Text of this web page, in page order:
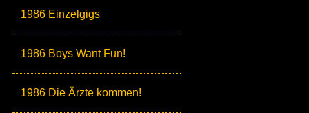
1986 Einzelgigs
1986 Boys Want Fun!
1986 Die Ärzte kommen!